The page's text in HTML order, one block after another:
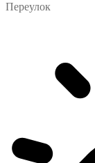
Переулок